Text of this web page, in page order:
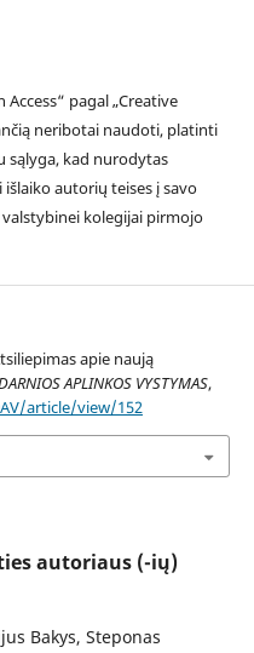
pagal „Creative
neribotai naudoti, platinti
sąlyga, kad nurodytas
autorių teises į savo
kolegijai pirmojo
apie naują
APLINKOS VYSTYMAS,
article/view/152
autoriaus (-ių)
Bakys, Steponas